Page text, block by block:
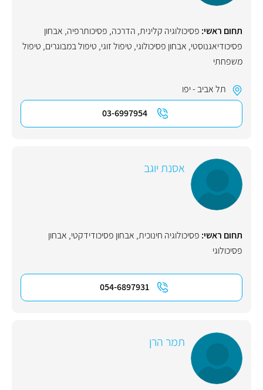
תחום ראשי: פסיכולוגיה קלינית, הדרכה, פסיכותרפיה, אבחון
פסיכודיאגנוסטי, אבחון פסיכולוגי, טיפול זוגי, טיפול במבוגרים, טיפול
משפחתי
תל אביב - יפו
03-6997954
אסנת יוגב
תחום ראשי: פסיכולוגיה חינוכית, אבחון פסיכודידקטי, אבחון
פסיכולוגי
054-6897931
תמר הרן